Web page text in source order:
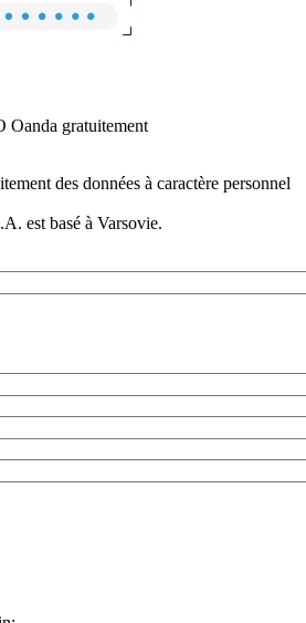
Oanda gratuitement
des données à caractère personnel
est basé à Varsovie.